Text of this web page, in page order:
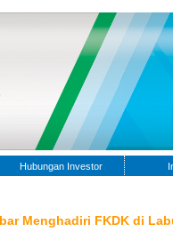
Hubungan Investor
Menghadiri FKDK di